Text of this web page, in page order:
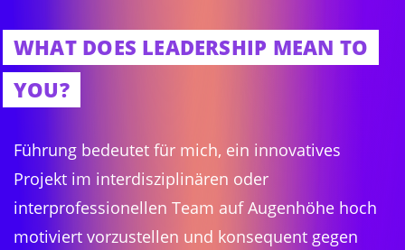
WHAT DOES LEADERSHIP MEAN TO
YOU?
Führung bedeutet für mich, ein innovatives
Projekt im interdisziplinären oder
interprofessionellen Team auf Augenhöhe hoch
motiviert vorzustellen und konsequent gegen